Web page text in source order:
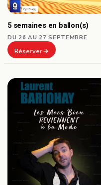
5 semaines en ballon(s)
DU 26 AU 27 SEPTEMBRE
Réserver